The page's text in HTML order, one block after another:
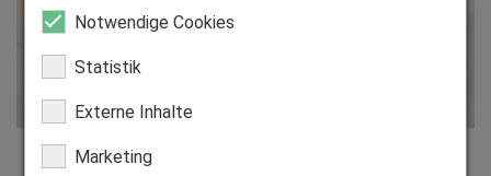
Fordern Sie gezielt kostenlose Informationen bei und
Notwendige Cookies
Statistik
Externe Inhalte
Marketing